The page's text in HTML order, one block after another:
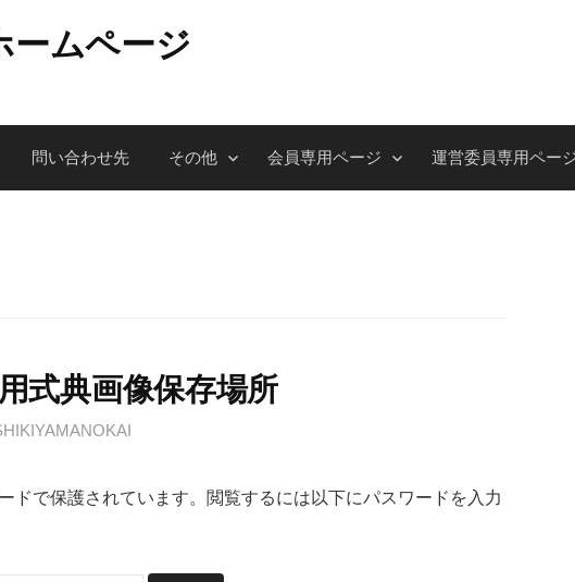
ームページ
問い合わせ先 その他 会員専用ページ 運営委員専用ペー
式典画像保存場所
ドで保護されています。閲覧するには以下にパスワードを入力